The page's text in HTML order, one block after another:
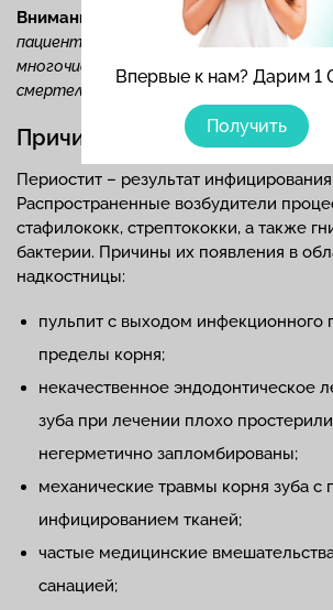
Впервые к нам? Дарим 1
Получить
Внимание!
3 стадия периостита –
пациента. Промедление может стать
многочисленных осложнений, вплоть до
смертельным исходом.
Причины воспаления
Периостит – результат
Распространенные возбудители
стафилококк, стрептококки, а также
бактерии. Причины их появления в
надкостницы:
пульпит с выходом инфекционного
пределы корня;
некачественное эндодонтическое
зуба при лечении плохо
негерметично запломбированы;
механические травмы корня зуба
инфицированием тканей;
частые медицинские
санацией;